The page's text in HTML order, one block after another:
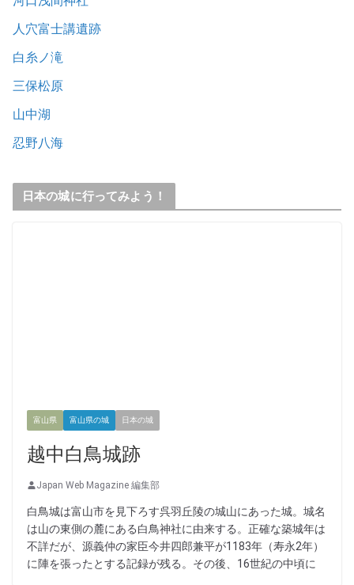
人穴富士講遺跡
白糸ノ滝
三保松原
山中湖
忍野八海
日本の城に行ってみよう！
富山県 富山県の城 日本の城
越中白鳥城跡
Japan Web Magazine 編集部
白鳥城は富山市を見下ろす呉羽丘陵の城山にあった城。城名
は山の東側の麓にある白鳥神社に由来する。正確な築城年は
不詳だが、源義仲の家臣今井四郎兼平が1183年（寿永2年）
に陣を張ったとする記録が残る。その後、16世紀の中頃に